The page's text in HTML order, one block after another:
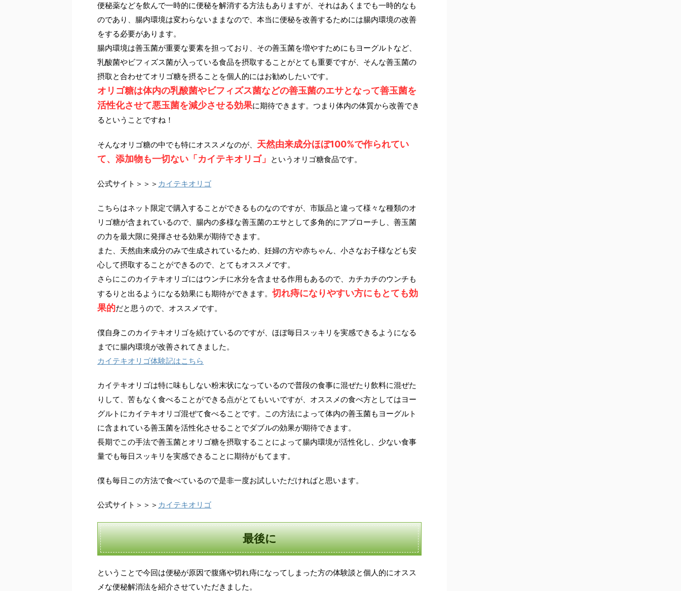
便秘薬などを飲んで一時的に便秘を解消する方法もありますが、それはあくまでも一時的なも
のであり、腸内環境は変わらないままなので、本当に便秘を改善するためには腸内環境の改善
をする必要があります。
腸内環境は善玉菌が重要な要素を担っており、その善玉菌を増やすためにもヨーグルトなど、
乳酸菌やビフィズス菌が入っている食品を摂取することがとても重要ですが、そんな善玉菌の
摂取と合わせてオリゴ糖を摂ることを個人的にはお勧めしたいです。
オリゴ糖は体内の乳酸菌やビフィズス菌などの善玉菌のエサとなって善玉菌を
活性化させて悪玉菌を減少させる効果に期待できます。つまり体内の体質から改善でき
るということですね！
そんなオリゴ糖の中でも特にオススメなのが、 天然由来成分ほぼ100%で作られてい
て、添加物も一切ない「カイテキオリゴ」
というオリゴ糖食品です。
公式サイト＞＞＞ カイテキオリゴ
こちらはネット限定で購入することができるものなのですが、市販品と違って様々な種類のオ
リゴ糖が含まれているので、腸内の多様な善玉菌のエサとして多角的にアプローチし、善玉菌
の力を最大限に発揮させる効果が期待できます。
また、天然由来成分のみで生成されているため、妊婦の方や赤ちゃん、小さなお子様なども安
心して摂取することができるので、とてもオススメです。
さらにこのカイテキオリゴにはウンチに水分を含ませる作用もあるので、カチカチのウンチも
するりと出るようになる効果にも期待ができます。 切れ痔になりやすい方にもとても効
果的だと思うので、オススメです。
僕自身このカイテキオリゴを続けているのですが、ほぼ毎日スッキリを実感できるようになる
までに腸内環境が改善されてきました。
カイテキオリゴ体験記はこちら
カイテキオリゴは特に味もしない粉末状になっているので普段の食事に混ぜたり飲料に混ぜた
りして、苦もなく食べることができる点がとてもいいですが、オススメの食べ方としてはヨー
グルトにカイテキオリゴ混ぜて食べることです。この方法によって体内の善玉菌もヨーグルト
に含まれている善玉菌を活性化させることでダブルの効果が期待できます。
長期でこの手法で善玉菌とオリゴ糖を摂取することによって腸内環境が活性化し、少ない食事
量でも毎日スッキリを実感できることに期待がもてます。
僕も毎日この方法で食べているので是非一度お試しいただければと思います。
公式サイト＞＞＞ カイテキオリゴ
最後に
ということで今回は便秘が原因で腹痛や切れ痔になってしまった方の体験談と個人的にオスス
メな便秘解消法を紹介させていただきました。